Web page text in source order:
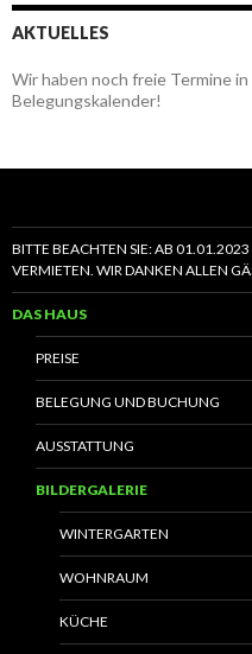
AKTUELLES
Wir haben noch freie Termine in
Belegungskalender!
BITTE BEACHTEN SIE: AB 01.01.2023
VERMIETEN. WIR DANKEN ALLEN
DAS HAUS
PREISE
BELEGUNG UND BUCHUNG
AUSSTATTUNG
BILDERGALERIE
WINTERGARTEN
WOHNRAUM
KÜCHE